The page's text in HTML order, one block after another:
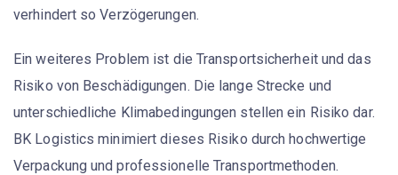
verhindert so Verzögerungen.
Ein weiteres Problem ist die Transportsicherheitund das
Risiko von Beschädigungen. Die lange Strecke und
unterschiedliche Klimabedingungen stellen ein Risiko dar.
BK Logistics minimiert dieses Risiko durch hochwertige
Verpackung und professionelle Transportmethoden.